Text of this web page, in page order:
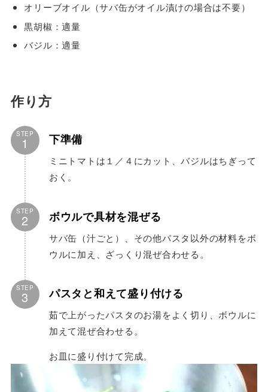
オリーブオイル（サバ缶がオイル漬けの場合は不要）
黒胡椒：適量
バジル：適量
作り方
STEP
1 下準備
ミニトマトは１／４にカット、バジルはちぎって
おく。
STEP
2 ボウルで具材を混ぜる
サバ缶（汁ごと）、その他パスタ以外の材料をボ
ウルに加え、ざっくり混ぜ合わせる。
STEP
3 パスタと和えて盛り付ける
茹で上がったパスタのお湯をよく切り、ボウルに
加えて混ぜ合わせる。
お皿に盛り付けて完成。